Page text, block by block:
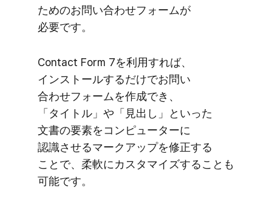
ための​お問い​合わせフォームが​
必要です。
Contact Form 7を​利用すれば、​
インストールするだけで​お問い​
合わせフォームを​作成でき、​
「タイトル」や​「見出し」と​いった​
文書の​要素を​コンピューターに​
認識させる​マークアップを​修正する​
ことで、​柔軟に​カスタマイズする​ことも​
可能です。